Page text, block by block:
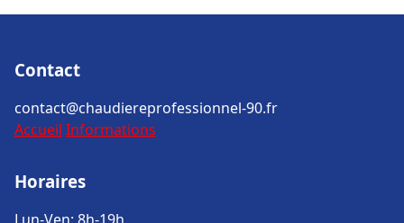
Contact
contact@chaudiereprofessionnel-90.fr
Accueil Informations
Horaires